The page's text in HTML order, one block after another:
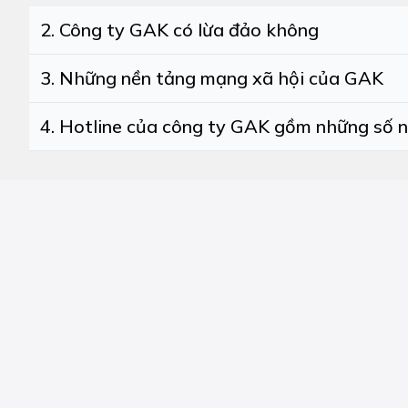
2. Công ty GAK có lừa đảo không
3. Những nền tảng mạng xã hội của GAK
4. Hotline của công ty GAK gồm những số